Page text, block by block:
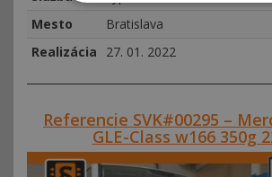
Mesto
Bratislava
Realizácia
27. 01. 2022
Referencie SVK#00295 –
GLE-Class w166 350g